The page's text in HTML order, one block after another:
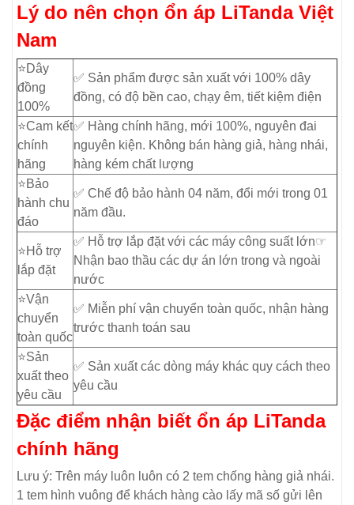
Lý do nên chọn ổn áp LiTanda Việt
Nam
⭐️Dây
đồng
100%
✅ Sản phẩm được sản xuất với 100% dây
đồng, có độ bền cao, chạy êm, tiết kiệm điện
⭐️Cam kết
chính
hãng
✅ Hàng chính hãng, mới 100%, nguyên đai
nguyên kiện. Không bán hàng giả, hàng nhái,
hàng kém chất lượng
⭐️Bảo
hành chu
đáo
✅ Chế độ bảo hành 04 năm, đổi mới trong 01
năm đầu.
⭐️Hỗ trợ
lắp đặt
✅ Hỗ trợ lắp đặt với các máy công suất lớn☞
Nhận bao thầu các dự án lớn trong và ngoài
nước
⭐️Vận
chuyển
toàn quốc
✅ Miễn phí vận chuyển toàn quốc, nhận hàng
trước thanh toán sau
⭐️Sản
xuất theo
yêu cầu
✅ Sản xuất các dòng máy khác quy cách theo
yêu cầu
Đặc điểm nhận biết ổn áp LiTanda
chính hãng
Lưu ý: Trên máy luôn luôn có 2 tem chống hàng giả nhái.
1 tem hình vuông để khách hàng cào lấy mã số gửi lên